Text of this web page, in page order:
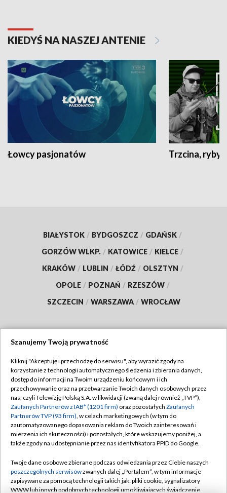
KIEDYŚ NA NASZEJ ANTENIE
Łowcy pasjonatów Trzcina, ryby
BIAŁYSTOK / BYDGOSZCZ / GDAŃSK /
GORZÓW WLKP. / KATOWICE / KIELCE /
KRAKÓW / LUBLIN / ŁÓDŹ / OLSZTYN /
OPOLE / POZNAŃ / RZESZÓW /
SZCZECIN / WARSZAWA / WROCŁAW
TVP
Abonament TVP
Emisja w TVP
Centrum informacji TVP
Naziemna Telewizja Cyfrowa
Rada Programowa
System NOS
Regulamin TVP
Polityka prywatności
Moje zgody
Pomoc
Kontakt
Szanujemy Twoją prywatność
Kliknij "Akceptuję i przechodzę do serwisu", aby wyrazić zgody na
korzystanie z technologii automatycznego śledzenia i zbierania danych,
dostęp do informacji na Twoim urządzeniu końcowym i ich
przechowywanie oraz na przetwarzanie Twoich danych osobowych przez
nas, czyli Telewizję Polską S.A. w likwidacji (zwaną dalej również „TVP”),
Zaufanych Partnerów z IAB* (1201 firm) oraz pozostałych Zaufanych
Partnerów TVP (93 firm), w celach marketingowych (w tym do
zautomatyzowanego dopasowania reklam do Twoich zainteresowań i
mierzenia ich skuteczności) i pozostałych, które wskazujemy poniżej, a
także zgody na udostępnianie przez nas identyfikatora PPID do Google.
Twoje dane osobowe zbierane podczas odwiedzania przez Ciebie naszych
poszczególnych serwisówzwanych dalej „Portalem”, w tym informacje
zapisywane za pomocą technologii takich jak: pliki cookie, sygnalizatory
WWW lub innych podobnych technologii umożliwiających świadczenie